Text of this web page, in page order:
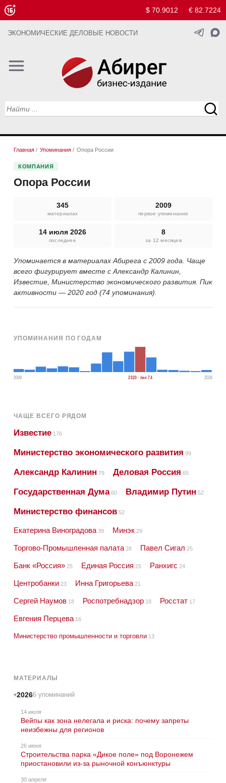
$ 70.9012 € 82.7224
ЭКОНОМИЧЕСКИЕ ДЕЛОВЫЕ НОВОСТИ
Главная / Упоминания / Опора России
КОМПАНИЯ
Опора России
345
материалах
2009
первое упоминание
14 июля 2026
последнее
8
за 12 месяцев
Упоминается в материалах Абирега с 2009 года. Чаще
всего фигурирует вместе с Александр Калинин,
Известие, Министерство экономического развития. Пик
активности — 2020 год (74 упоминания).
УПОМИНАНИЯ ПО ГОДАМ
2009 2020 · пик 74 2026
ЧАЩЕ ВСЕГО РЯДОМ
Известие 176
Министерство экономического развития 99
Александр Калинин 79 Деловая Россия 65
Государственная Дума60 Владимир Путин 52
Министерство финансов 52
Екатерина Виноградова 39 Минэк 29
Торгово-Промышленная палата 28 Павел Сигал 25
Банк «Россия» 25 Единая Россия 25 Ранхигс 24
Центробанки 23 Инна Григорьева 21
Сергей Наумов 18 Роспотребнадзор 18 Росстат 17
Евгения Перцева 16
Министерство промышленности и торговли 13
МАТЕРИАЛЫ
20266 упоминаний
14 июля
Вейпы как зона нелегала и риска: почему запреты
неизбежны для регионов
26 июня
Строительства парка «Дикое поле» под Воронежем
приостановили из-за рыночной конъюнктуры
30 апреля